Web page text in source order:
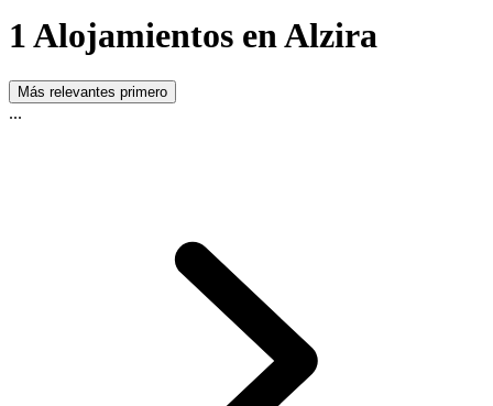
1 Alojamientos en Alzira
Más relevantes primero
...